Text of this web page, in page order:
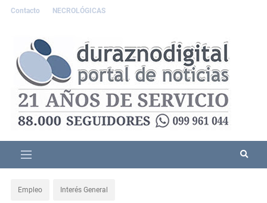
Contacto NECROLÓGICAS
Empleo Interés General